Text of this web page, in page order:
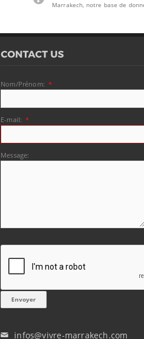
Marrakech, notre base de
Nom/Prénom: *
E-mail: *
Message:
✉ infos@vivre-marrakech.com